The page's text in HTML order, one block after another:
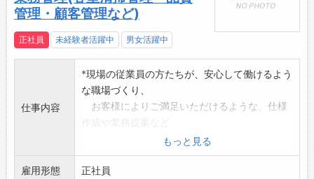
管理・顧客管理など)
正社員 未経験者活躍中 男女活躍中
仕事内容
*現場の従業員の方たちが、安心して働けるよう
な職場づくり、
お客様によりご満足いただけるような、仕様
・従業員の配置計画シフト作成 ・追加また
は新規業務の提案
もっと見る
雇用形態 正社員